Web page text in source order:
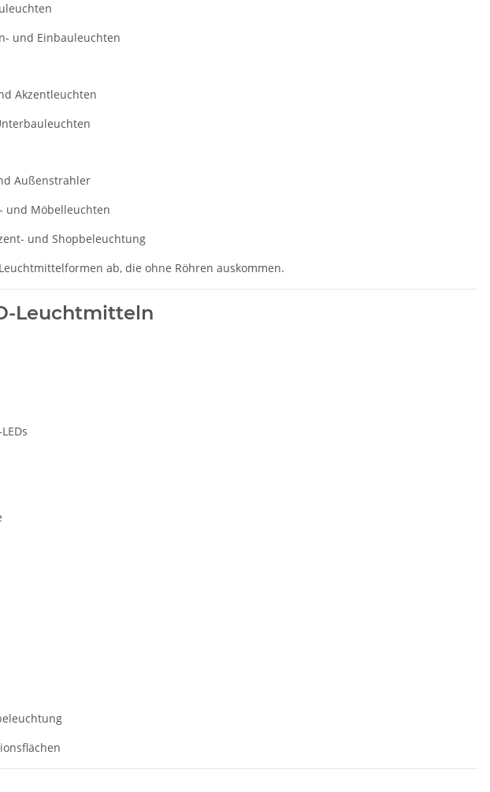
und Einbauleuchten
Akzentleuchten
Außenstrahler
und Möbelleuchten
und Shopbeleuchtung
ab, die ohne Röhren auskommen.
Leuchtmitteln